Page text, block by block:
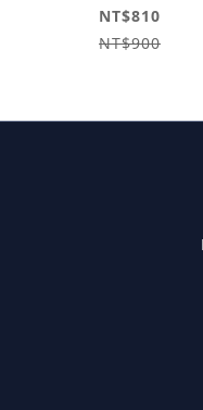
1000ml)
NT$810
NT$900